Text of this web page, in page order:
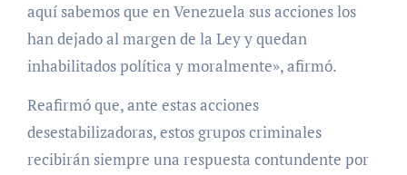
aquí sabemos que en Venezuela sus acciones los
han dejado al margen de la Ley y quedan
inhabilitados política y moralmente», afirmó.
Reafirmó que, ante estas acciones
desestabilizadoras, estos grupos criminales
recibirán siempre una respuesta contundente por